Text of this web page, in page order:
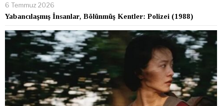
6 Temmuz 2026
Yabancılaşmış İnsanlar, Bölünmüş Kentler: Polizei (1988)